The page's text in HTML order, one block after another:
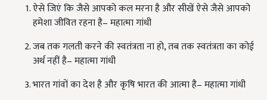
ऐसे जिएं कि जैसे आपको कल मरना है और सीखें ऐसे जैसे आपको
हमेशा जीवित रहना है– महात्मा गांधी
जब तक गलती करने की स्वतंत्रता ना हो, तब तक स्वतंत्रता का कोई
अर्थ नहीं है– महात्मा गांधी
भारत गांवों का देश है और कृषि भारत की आत्मा है– महात्मा गांधी